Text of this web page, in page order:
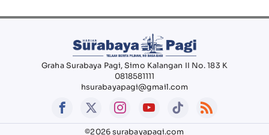
Graha Surabaya Pagi, Simo Kalangan II No. 183 K
0818581111
hsurabayapagi@gmail.com
©2026 surabayapagi.com